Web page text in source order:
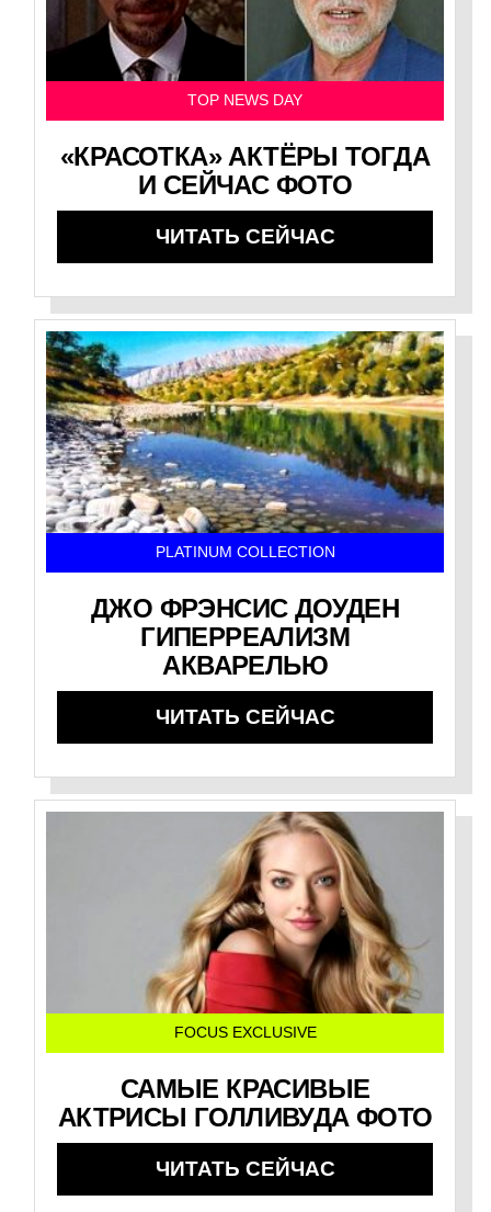
TOP NEWS DAY
«КРАСОТКА» АКТЁРЫ ТОГДА
И СЕЙЧАС ФОТО
ЧИТАТЬ СЕЙЧАС
PLATINUM COLLECTION
ДЖО ФРЭНСИС ДОУДЕН
ГИПЕРРЕАЛИЗМ
АКВАРЕЛЬЮ
ЧИТАТЬ СЕЙЧАС
FOCUS EXCLUSIVE
САМЫЕ КРАСИВЫЕ
АКТРИСЫ ГОЛЛИВУДА ФОТО
ЧИТАТЬ СЕЙЧАС